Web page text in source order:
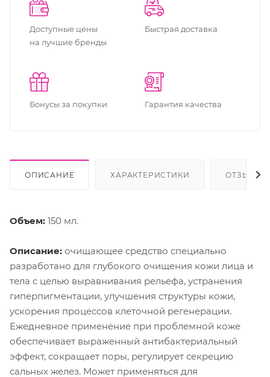
Доступные цены
на лучшие бренды
Быстрая доставка
Бонусы за покупки Гарантия качества
ОПИСАНИЕ ХАРАКТЕРИСТИКИ ОТЗЫВЫ
Объем: 150 мл.
Описание: очищающее средство специально
разработано для глубокого очищения кожи лица и
тела с целью выравнивания рельефа, устранения
гиперпигментации, улучшения структуры кожи,
ускорения процессов клеточной регенерации.
Ежедневное применение при проблемной коже
обеспечивает выраженный антибактериальный
эффект, сокращает поры, регулирует секрецию
сальных желез. Может применяться для